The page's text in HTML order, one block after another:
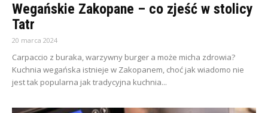
Wegańskie Zakopane – co zjeść w stolicy
Tatr
20 marca 2024
Carpaccio z buraka, warzywny burger a może micha zdrowia?
Kuchnia wegańska istnieje w Zakopanem, choć jak wiadomo nie
jest tak popularna jak tradycyjna kuchnia...